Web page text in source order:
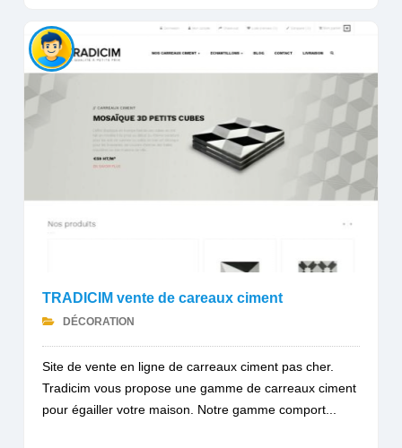
TRADICIM vente de careaux ciment
DÉCORATION
Site de vente en ligne de carreaux ciment pas cher.
Tradicim vous propose une gamme de carreaux ciment
pour égailler votre maison. Notre gamme comport...